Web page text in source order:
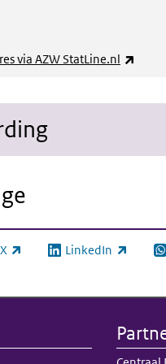
via AZW StatLine.nl
Xis external)LinkedIn
(link is external)